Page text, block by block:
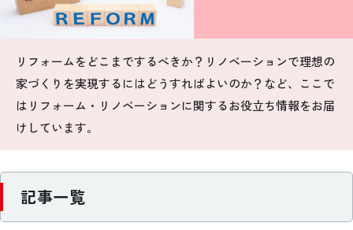
家づくり学校とは
お悩み・相談事例
よくある質問
ご利用者の声・実例
リフォームをどこまでするべきか？リノベーションで理想の
家づくりを実現するにはどうすればよいのか？など、ここで
はリフォーム・リノベーションに関するお役立ち情報をお届
けしています。
記事一覧